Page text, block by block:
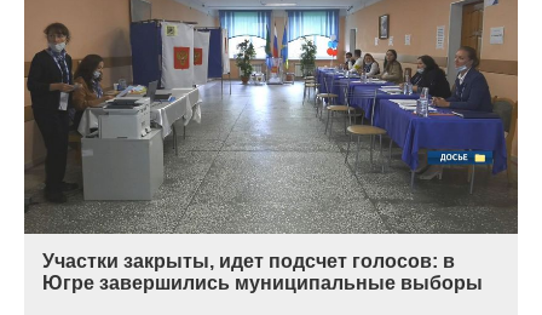
Участки закрыты, идет подсчет голосов: в
Югре завершились муниципальные выборы